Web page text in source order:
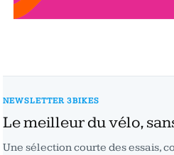
NEWSLETTER 3BIKES
Le meilleur du vélo,
Une sélection courte des essais,